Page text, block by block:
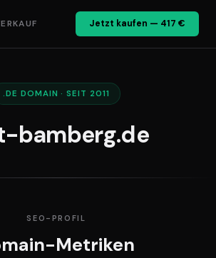
Jetzt kaufen — 417 €
.DE DOMAIN · SEIT 2011
bamberg.de
SEO-PROFIL
Metriken